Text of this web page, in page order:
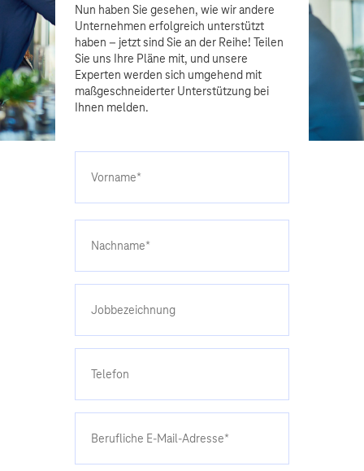
Nun haben Sie gesehen, wie wir andere
Unternehmen erfolgreich unterstützt
haben – jetzt sind Sie an der Reihe! Teilen
Sie uns Ihre Pläne mit, und unsere
Experten werden sich umgehend mit
maßgeschneiderter Unterstützung bei
Ihnen melden.